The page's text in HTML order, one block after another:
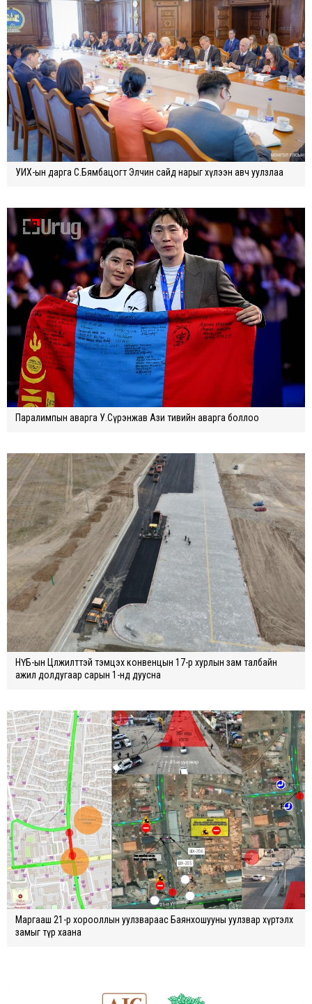
УИХ-ын дарга С.Бямбацогт Элчин сайд нарыг хүлээн авч уулзлаа
Паралимпын аварга У.Сүрэнжав Ази тивийн аварга боллоо
НҮБ-ын Цөлжилттэй тэмцэх конвенцын 17-р хурлын зам талбайн
ажил долдугаар сарын 1-нд дуусна
Маргааш 21-р хорооллын уулзвараас Баянхошууны уулзвар хүртэлх
замыг түр хаана